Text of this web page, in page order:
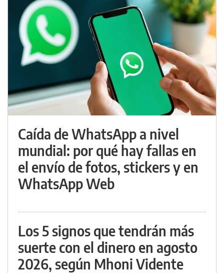
Caída de WhatsApp a nivel
mundial: por qué hay fallas en
el envío de fotos, stickers y en
WhatsApp Web
Los 5 signos que tendrán más
suerte con el dinero en agosto
2026, según Mhoni Vidente